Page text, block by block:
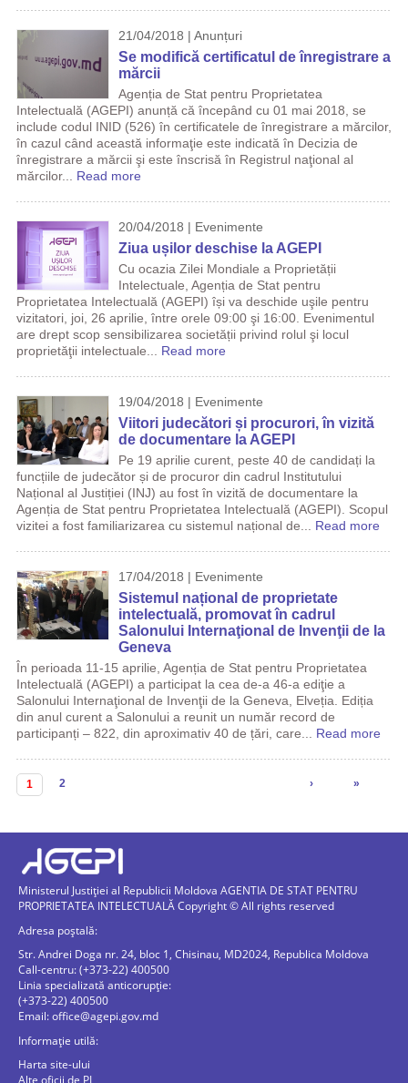
21/04/2018 | Anunțuri
Se modifică certificatul de înregistrare a
mărcii
Agenția de Stat pentru Proprietatea
Intelectuală (AGEPI) anunță că începând cu 01 mai 2018, se
include codul INID (526) în certificatele de înregistrare a mărcilor,
în cazul când această informaţie este indicată în Decizia de
înregistrare a mărcii şi este înscrisă în Registrul naţional al
mărcilor... Read more
20/04/2018 | Evenimente
Ziua ușilor deschise la AGEPI
Cu ocazia Zilei Mondiale a Proprietății
Intelectuale, Agenția de Stat pentru
Proprietatea Intelectuală (AGEPI) își va deschide uşile pentru
vizitatori, joi, 26 aprilie, între orele 09:00 şi 16:00. Evenimentul
are drept scop sensibilizarea societății privind rolul şi locul
proprietăţii intelectuale... Read more
19/04/2018 | Evenimente
Viitori judecători și procurori, în vizită
de documentare la AGEPI
Pe 19 aprilie curent, peste 40 de candidați la
funcțiile de judecător și de procuror din cadrul Institutului
Național al Justiției (INJ) au fost în vizită de documentare la
Agenția de Stat pentru Proprietatea Intelectuală (AGEPI). Scopul
vizitei a fost familiarizarea cu sistemul național de... Read more
17/04/2018 | Evenimente
Sistemul național de proprietate
intelectuală, promovat în cadrul
Salonului Internaţional de Invenţii de la
Geneva
În perioada 11-15 aprilie, Agenția de Stat pentru Proprietatea
Intelectuală (AGEPI) a participat la cea de-a 46-a ediţie a
Salonului Internaţional de Invenţii de la Geneva, Elveția. Ediția
din anul curent a Salonului a reunit un număr record de
participanți – 822, din aproximativ 40 de țări, care... Read more
Pagini
1 2 › »
Ministerul Justiției al Republicii Moldova AGENTIA DE STAT PENTRU
PROPRIETATEA INTELECTUALĂ Copyright © All rights reserved
Adresa poștală:
Str. Andrei Doga nr. 24, bloc 1, Chisinau, MD2024, Republica Moldova
Call-centru: (+373-22) 400500
Linia specializată anticorupție:
(+373-22) 400500
Email:office@agepi.gov.md
Informație utilă:
Harta site-ului
Alte oficii de PI